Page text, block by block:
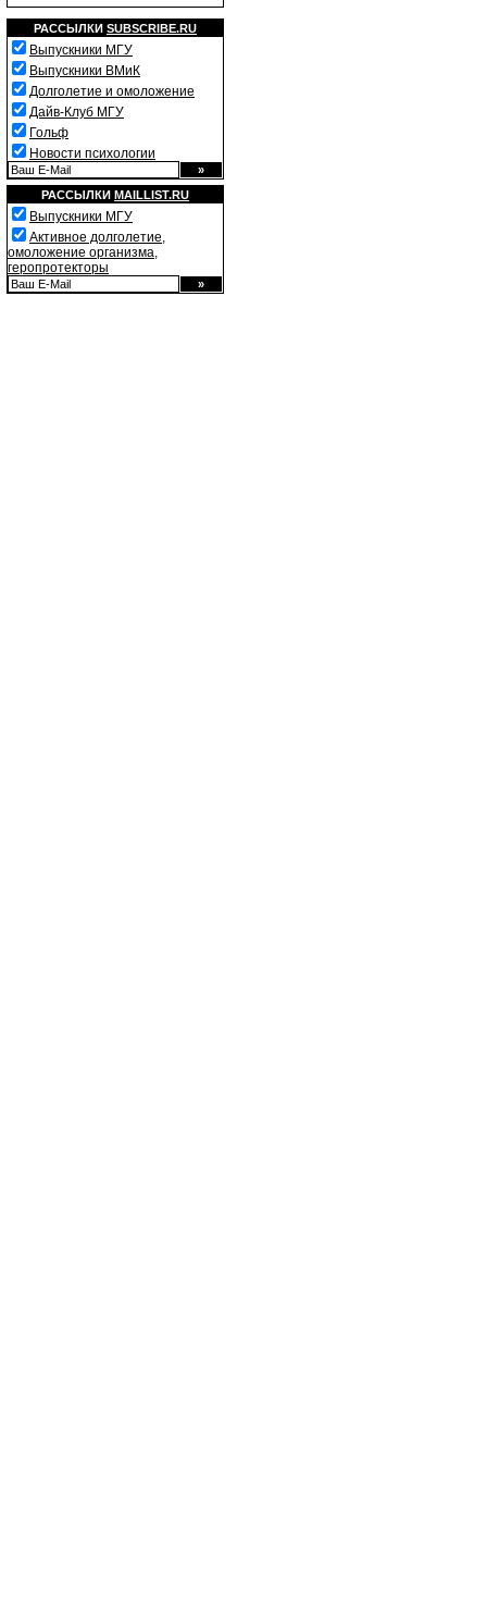
РАССЫЛКИ SUBSCRIBE.RU
Выпускники МГУ
Выпускники ВМиК
Долголетие и омоложение
Дайв-Клуб МГУ
Гольф
Новости психологии
РАССЫЛКИ MAILLIST.RU
Выпускники МГУ
Активное долголетие,
омоложение организма,
геропротекторы